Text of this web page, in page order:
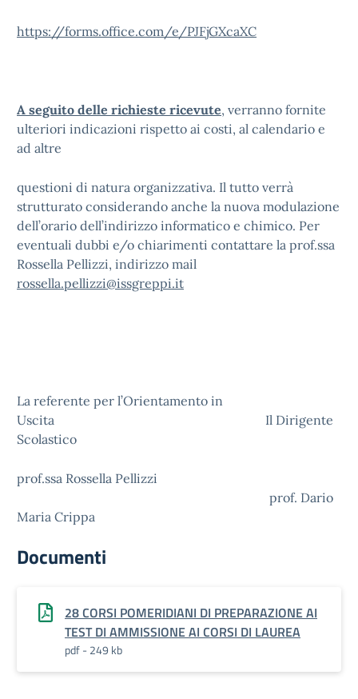
https://forms.office.com/e/PJFjGXcaXC
A seguito delle richieste ricevute, verranno fornite
ulteriori indicazioni rispetto ai costi, al calendario e
ad altre
questioni di natura organizzativa. Il tutto verrà
strutturato considerando anche la nuova modulazione
dell’orario dell’indirizzo informatico e chimico. Per
eventuali dubbi e/o chiarimenti contattare la prof.ssa
Rossella Pellizzi, indirizzo mail
rossella.pellizzi@issgreppi.it
La referente per l’Orientamento in
Uscita Il Dirigente
Scolastico
prof.ssa Rossella Pellizzi
prof. Dario
Maria Crippa
Documenti
28 CORSI POMERIDIANI DI PREPARAZIONE AI
TEST DI AMMISSIONE AI CORSI DI LAUREA
pdf - 249 kb